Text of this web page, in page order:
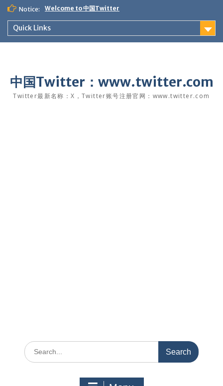
Skip
content
Notice: Welcome to 中国Twitter
Quick Links
中国Twitter：www.twitter.com
Twitter最新名称：X，Twitter账号注册官网：www.twitter.com
Search
for: